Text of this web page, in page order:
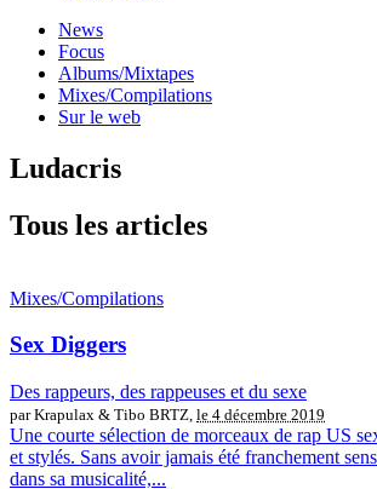
News
Focus
Albums/Mixtapes
Mixes/Compilations
Sur le web
Ludacris
Tous les articles
Mixes/Compilations
Sex Diggers
Des rappeurs, des rappeuses et du sexe
par Krapulax & Tibo BRTZ, le 4 décembre 2019
Une courte sélection de morceaux de rap US
et stylés. Sans avoir jamais été franchement
dans sa musicalité,...